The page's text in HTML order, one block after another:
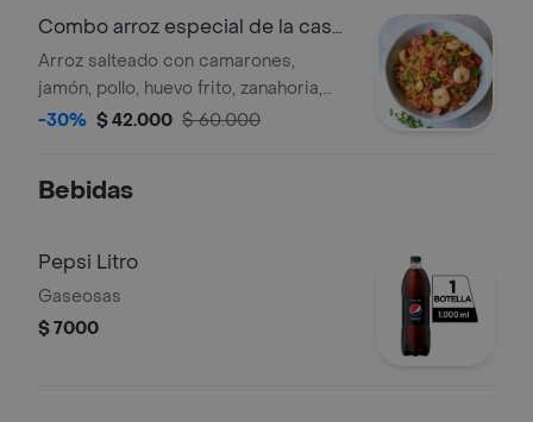
Combo arroz especial de la casa
familiar
Arroz salteado con camarones,
jamón, pollo, huevo frito, zanahoria,
alverja, raíces chinas, cebollín, en
postobon. para 3 personas.
-30% $ 42.000 $ 60.000
Bebidas
Pepsi Litro
Gaseosas
$ 7000